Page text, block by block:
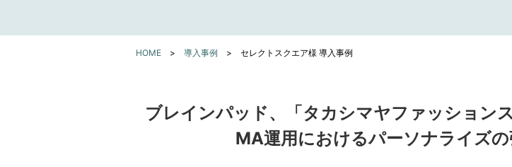
HOME > 導入事例 > セレクトスクエア様 導入事例
ブレインパッド、「タカシマヤファッション
MA運用におけるパーソナライズ